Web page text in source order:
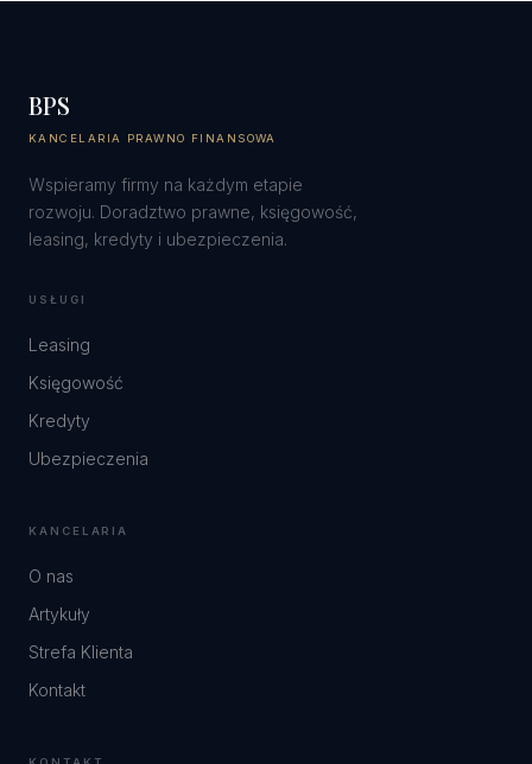
BPS
KANCELARIA PRAWNO FINANSOWA
Wspieramy firmy na każdym etapie
rozwoju. Doradztwo prawne, księgowość,
leasing, kredyty i ubezpieczenia.
USŁUGI
Leasing
Księgowość
Kredyty
Ubezpieczenia
KANCELARIA
O nas
Artykuły
Strefa Klienta
Kontakt